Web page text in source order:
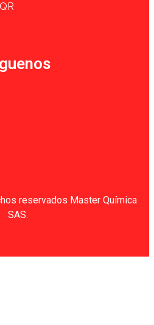
reservados Master Química
SAS.